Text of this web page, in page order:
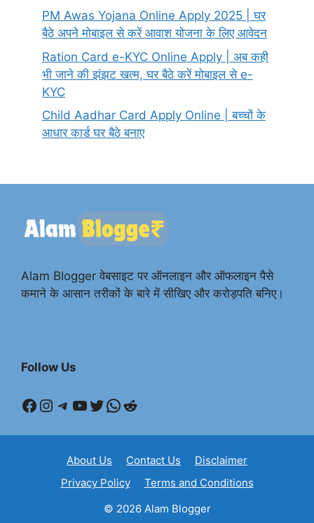
PM Awas Yojana Online Apply 2025 | घर
बैठे अपने मोबाइल से करें आवाश योजना के लिए आवेदन
Ration Card e-KYC Online Apply | अब कही
भी जाने की झंझट खत्म, घर बैठे करें मोबाइल से e-
KYC
Child Aadhar Card Apply Online | बच्चों के
आधार कार्ड घर बैठे बनाए
Alam Blogger वेबसाइट पर ऑनलाइन और ऑफलाइन पैसे
कमाने के आसान तरीकों के बारे में सीखिए और करोड़पति बनिए।
Follow Us
Facebook
Instagram
Telegram
YouTube
Twitter
WhatsApp
Reddit
About Us Contact Us
Disclaimer
Privacy Policy
Terms and Conditions
© 2026 Alam Blogger